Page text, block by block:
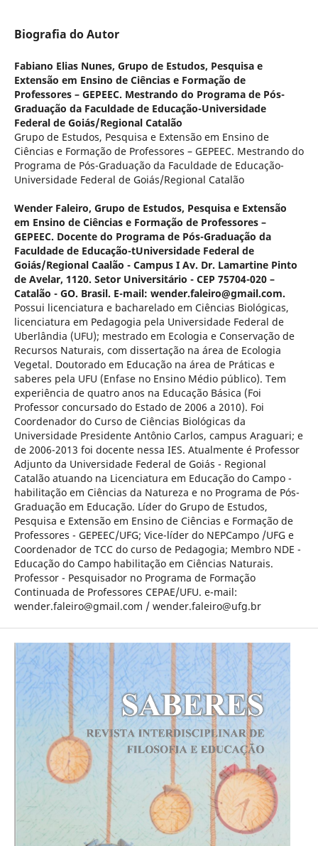
Biografia do Autor
Fabiano Elias Nunes, Grupo de Estudos, Pesquisa e
Extensão em Ensino de Ciências e Formação de
Professores – GEPEEC. Mestrando do Programa de Pós-
Graduação da Faculdade de Educação-Universidade
Federal de Goiás/Regional Catalão
Grupo de Estudos, Pesquisa e Extensão em Ensino de
Ciências e Formação de Professores – GEPEEC. Mestrando do
Programa de Pós-Graduação da Faculdade de Educação-
Universidade Federal de Goiás/Regional Catalão
Wender Faleiro, Grupo de Estudos, Pesquisa e Extensão
em Ensino de Ciências e Formação de Professores –
GEPEEC. Docente do Programa de Pós-Graduação da
Faculdade de Educação-tUniversidade Federal de
Goiás/Regional Caalão - Campus I Av. Dr. Lamartine Pinto
de Avelar, 1120. Setor Universitário - CEP 75704-020 –
Catalão - GO. Brasil. E-mail: wender.faleiro@gmail.com.
Possui licenciatura e bacharelado em Ciências Biológicas,
licenciatura em Pedagogia pela Universidade Federal de
Uberlândia (UFU); mestrado em Ecologia e Conservação de
Recursos Naturais, com dissertação na área de Ecologia
Vegetal. Doutorado em Educação na área de Práticas e
saberes pela UFU (Enfase no Ensino Médio público). Tem
experiência de quatro anos na Educação Básica (Foi
Professor concursado do Estado de 2006 a 2010). Foi
Coordenador do Curso de Ciências Biológicas da
Universidade Presidente Antônio Carlos, campus Araguari; e
de 2006-2013 foi docente nessa IES. Atualmente é Professor
Adjunto da Universidade Federal de Goiás - Regional
Catalão atuando na Licenciatura em Educação do Campo -
habilitação em Ciências da Natureza e no Programa de Pós-
Graduação em Educação. Líder do Grupo de Estudos,
Pesquisa e Extensão em Ensino de Ciências e Formação de
Professores - GEPEEC/UFG; Vice-líder do NEPCampo /UFG e
Coordenador de TCC do curso de Pedagogia; Membro NDE -
Educação do Campo habilitação em Ciências Naturais.
Professor - Pesquisador no Programa de Formação
Continuada de Professores CEPAE/UFU. e-mail:
wender.faleiro@gmail.com / wender.faleiro@ufg.br